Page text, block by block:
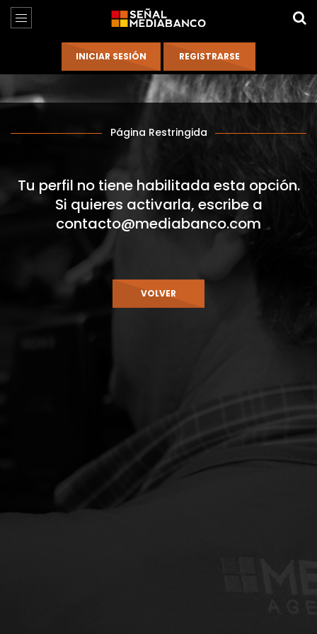
Página Restringida
Tu perfil no tiene habilitada esta opción.
Si quieres activarla, escribe a
contacto@mediabanco.com